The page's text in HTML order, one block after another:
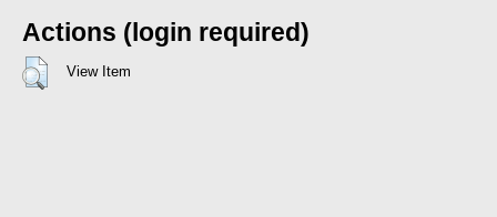
Actions (login required)
View Item